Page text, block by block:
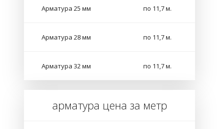
Арматура 25 мм по 11,7 м.
Арматура 28 мм по 11,7 м.
Арматура 32 мм по 11,7 м.
арматура цена за метр